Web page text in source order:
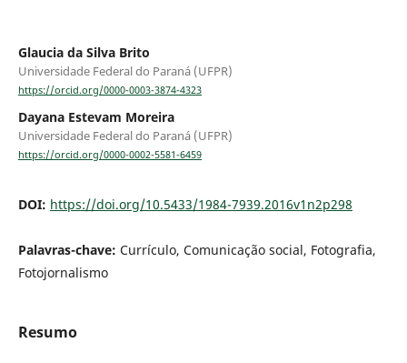
Glaucia da Silva Brito
Universidade Federal do Paraná (UFPR)
https://orcid.org/0000-0003-3874-4323
Dayana Estevam Moreira
Universidade Federal do Paraná (UFPR)
https://orcid.org/0000-0002-5581-6459
DOI: https://doi.org/10.5433/1984-7939.2016v1n2p298
Palavras-chave: Currículo, Comunicação social, Fotografia,
Fotojornalismo
Resumo